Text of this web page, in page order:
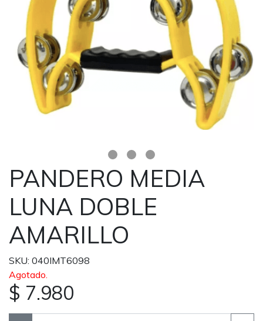
PANDERO MEDIA
LUNA DOBLE
AMARILLO
SKU: 040IMT6098
Agotado.
$ 7.980